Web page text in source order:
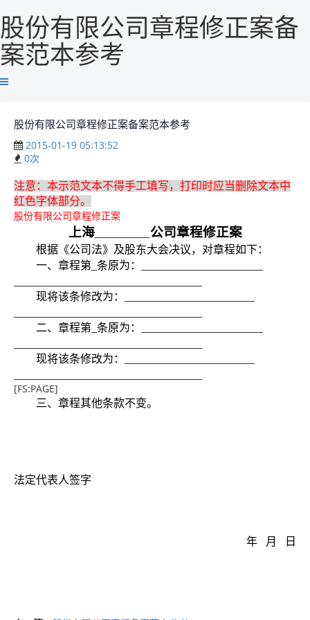
股份有限公司章程修正案备
案范本参考
股份有限公司章程修正案备案范本参考
2015-01-19 05:13:52
0次
注意：本示范文本不得手工填写，打印时应当删除文本中
红色字体部分。
股份有限公司章程修正案
上海 公司章程修正案
根据《公司法》及股东大会决议，对章程如下：
一、章程第 条原为：
现将该条修改为：
二、章程第 条原为：
现将该条修改为：
[FS:PAGE]
三、章程其他条款不变。
法定代表人签字
年 月 日